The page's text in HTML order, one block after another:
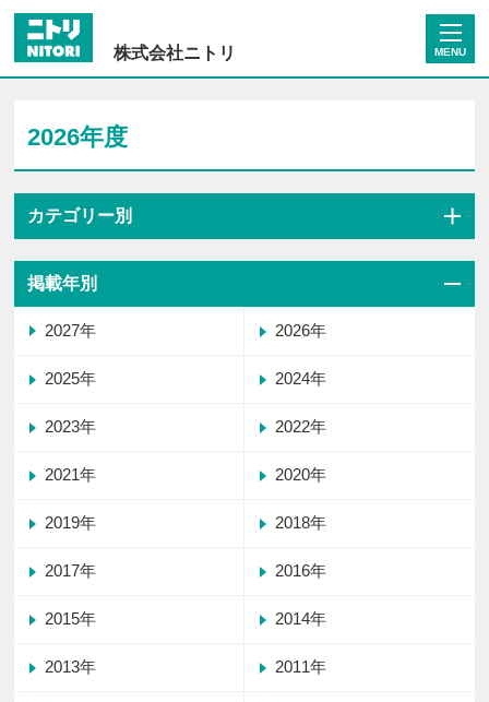
株式会社ニトリ MENU
2026年度
カテゴリー別
掲載年別
2027年 2026年
2025年 2024年
2023年 2022年
2021年 2020年
2019年 2018年
2017年 2016年
2015年 2014年
2013年 2011年